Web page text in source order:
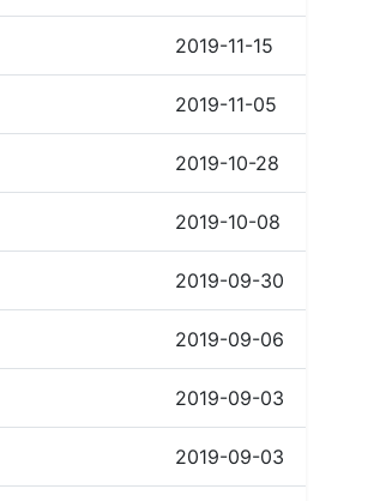
2019-11-15
2019-11-05
2019-10-28
2019-10-08
2019-09-30
2019-09-06
2019-09-03
2019-09-03